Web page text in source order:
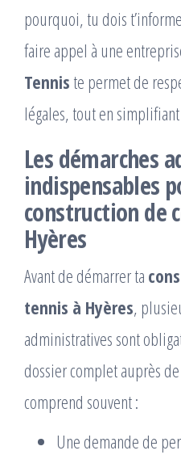
pourquoi, tu dois
faire appel à une
Tennis te permet de
légales, tout en
Les démarches
indispensables
construction de
Hyères
Avant de démarrer ta
tennis à Hyères,
administratives sont
dossier complet auprès
comprend souvent :
Une demande de